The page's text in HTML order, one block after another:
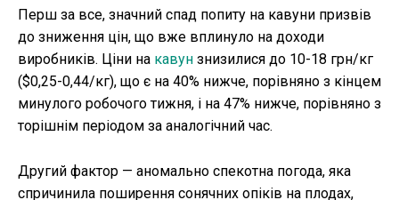
Перш за все, значний спад попиту на кавуни призвів
до зниження цін, що вже вплинуло на доходи
виробників. Ціни на кавун знизилися до 10-18 грн/кг
($0,25-0,44/кг), що є на 40% нижче, порівняно з кінцем
минулого робочого тижня, і на 47% нижче, порівняно з
торішнім періодом за аналогічний час.
Другий фактор — аномально спекотна погода, яка
спричинила поширення сонячних опіків на плодах,